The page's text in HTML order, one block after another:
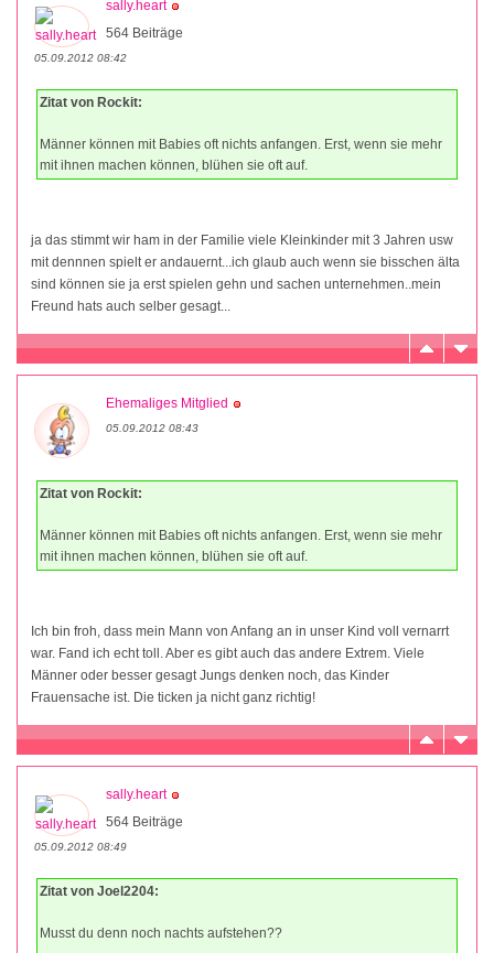
sally.heart
564 Beiträge
05.09.2012 08:42
Zitat von Rockit:
Männer können mit Babies oft nichts anfangen. Erst, wenn sie mehr
mit ihnen machen können, blühen sie oft auf.
ja das stimmt wir ham in der Familie viele Kleinkinder mit 3 Jahren usw
mit dennnen spielt er andauernt...ich glaub auch wenn sie bisschen älta
sind können sie ja erst spielen gehn und sachen unternehmen..mein
Freund hats auch selber gesagt...
Ehemaliges Mitglied
05.09.2012 08:43
Zitat von Rockit:
Männer können mit Babies oft nichts anfangen. Erst, wenn sie mehr
mit ihnen machen können, blühen sie oft auf.
Ich bin froh, dass mein Mann von Anfang an in unser Kind voll vernarrt
war. Fand ich echt toll. Aber es gibt auch das andere Extrem. Viele
Männer oder besser gesagt Jungs denken noch, das Kinder
Frauensache ist. Die ticken ja nicht ganz richtig!
sally.heart
564 Beiträge
05.09.2012 08:49
Zitat von Joel2204:
Musst du denn noch nachts aufstehen??